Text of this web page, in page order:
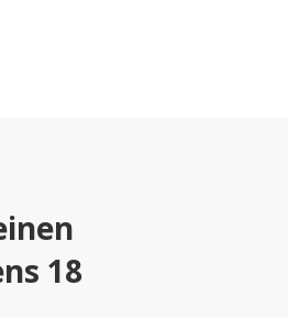
18